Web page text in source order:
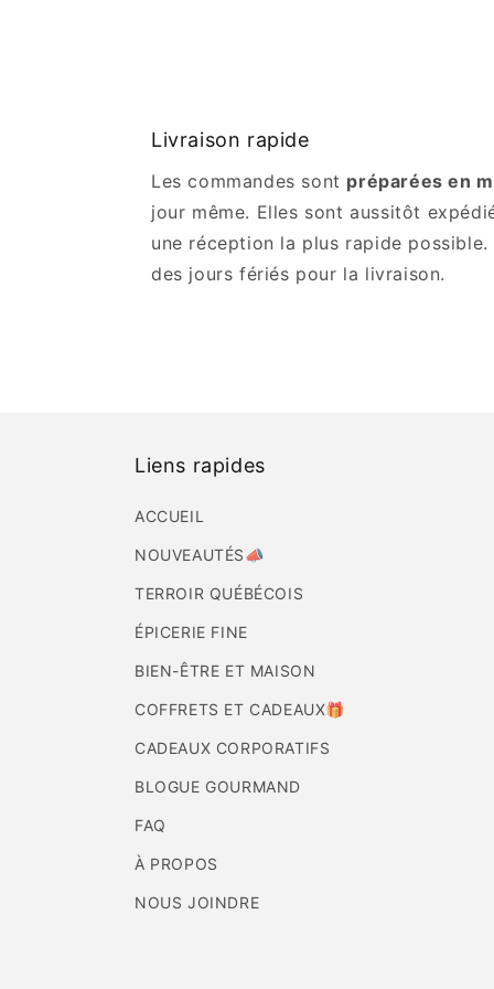
Livraison rapide
Les commandes sont préparées en
jour même. Elles sont aussitôt
une réception la plus rapide
des jours fériés pour la livraison.
Liens rapides
ACCUEIL
NOUVEAUTÉS📣
TERROIR QUÉBÉCOIS
ÉPICERIE FINE
BIEN-ÊTRE ET MAISON
COFFRETS ET CADEAUX🎁
CADEAUX CORPORATIFS
BLOGUE GOURMAND
FAQ
À PROPOS
NOUS JOINDRE